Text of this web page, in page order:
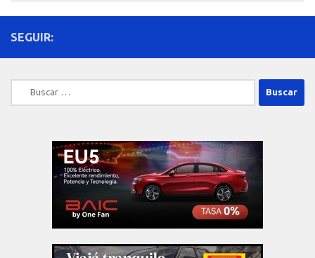
SEGUIR:
Buscar: